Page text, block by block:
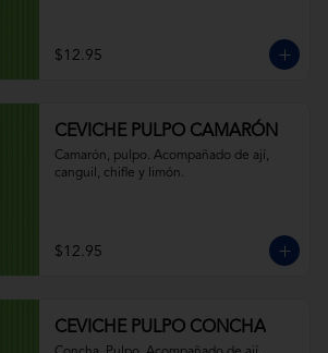
$12.95
CEVICHE PULPO CAMARÓN
Camarón, pulpo. Acompañado de ají,
canguil, chifle y limón.
$12.95
CEVICHE PULPO CONCHA